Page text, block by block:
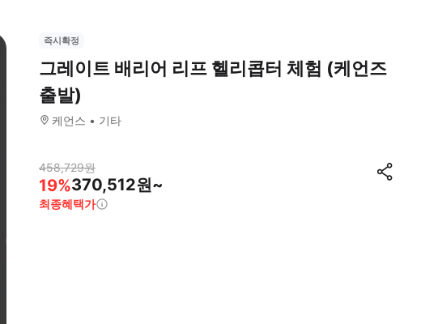
즉시확정
그레이트 배리어 리프 헬리콥터 체험 (케언즈
출발)
케언스 기타
458,729원
19%370,512원~
최종혜택가